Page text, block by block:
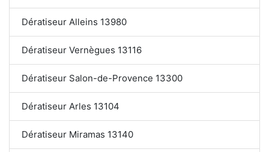
Dératiseur Alleins 13980
Dératiseur Vernègues 13116
Dératiseur Salon-de-Provence 13300
Dératiseur Arles 13104
Dératiseur Miramas 13140